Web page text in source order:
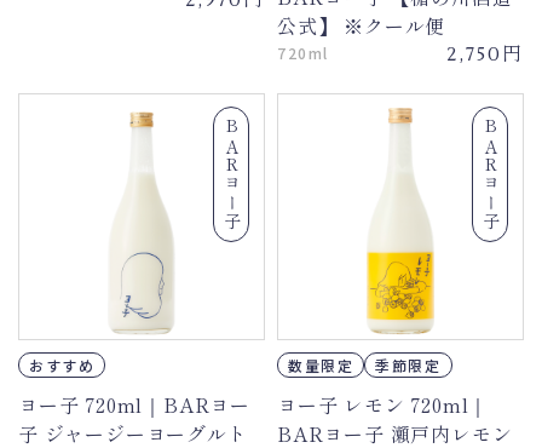
公式】 ※クール便
720ml 2,750 円
BARヨー子
おすすめ
ヨー子 720ml｜BARヨー
子 ジャージーヨーグルト
BARヨー子
数量限定 季節限定
ヨー子 レモン 720ml｜
BARヨー子 瀬戸内レモン